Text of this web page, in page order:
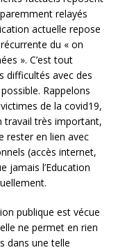
relayés
actuelle repose
du « on
». C’est tout
difficultés avec des
Rappelons
de la covid19,
travail très important,
rester en lien avec
(accès internet,
jamais l’Education
publique est vécue
ne permet en rien
dans une telle